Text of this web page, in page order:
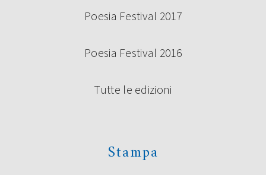
Poesia Festival 2017
Poesia Festival 2016
Tutte le edizioni
Stampa